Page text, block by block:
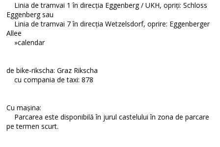
Linia de tramvai 1 în direcția Eggenberg / UKH, opriți: Schloss
Eggenberg sau
Linia de tramvai 7 în direcția Wetzelsdorf, oprire: Eggenberger
Allee
»calendar
de bike-rikscha: Graz Rikscha
cu compania de taxi: 878
Cu mașina:
Parcarea este disponibilă în jurul castelului în zona de parcare
pe termen scurt.